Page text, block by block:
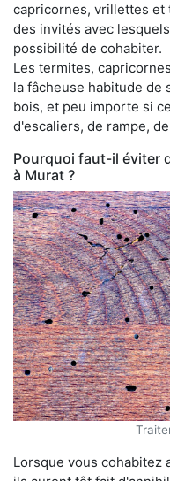
capricornes, vrillettes et
des invités avec
possibilité de cohabiter.
Les termites,
la fâcheuse habitude de
bois, et peu importe si
d'escaliers, de rampe,
Pourquoi faut-il éviter
à Murat ?
Lorsque vous cohabitez